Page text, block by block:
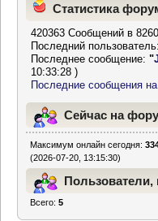
Статистика
420363 Сообщений в
Последний пользователь:
Последнее сообщение:"
10:33:28 )
Последние сообщения
Сейчас на
Максимум онлайн сегодня:
(2026-07-20, 13:15:30)
Всего:5